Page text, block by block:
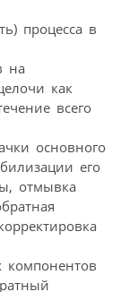
процесса в
на
как
всего
основного
его
отмывка
компонентов